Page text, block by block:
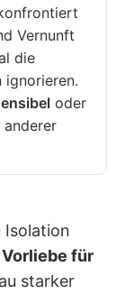
Vernunft
die
ignorieren.
oder
anderer
Isolation
für
starker